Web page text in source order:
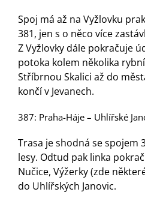
Spoj má až na Vyžlovku
381, jen s o něco více
Z Vyžlovky dále pokračuje
potoka kolem několika
Stříbrnou Skalici až do
končí v Jevanech.
387: Praha-Háje – Uhlířské
Trasa je shodná se spojem
lesy. Odtud pak linka
Nučice, Výžerky (zde
do Uhlířských Janovic.